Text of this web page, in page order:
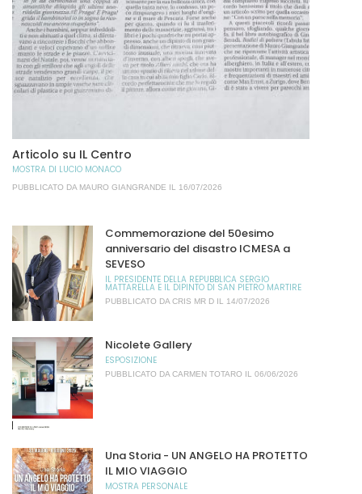
Articolo su IL Centro
MOSTRA DI LUCIO MONACO
PUBBLICATO DA MAURO GIANGRANDE IL 16/07/2026
Commemorazione del 50esimo
anniversario del disastro ICMESA a
SEVESO
IL PRESIDENTE DELLA REPUBBLICA SERGIO
MATTARELLA E IL DIPINTO DI SAN PIETRO MARTIRE
PUBBLICATO DA CRIS MR D IL 14/07/2026
Nicolete Gallery
ESPOSIZIONE
PUBBLICATO DA CARMEN TOTARO IL 06/06/2026
Una Storia - UN ANGELO HA PROTETTO
IL MIO VIAGGIO
MOSTRA PERSONALE